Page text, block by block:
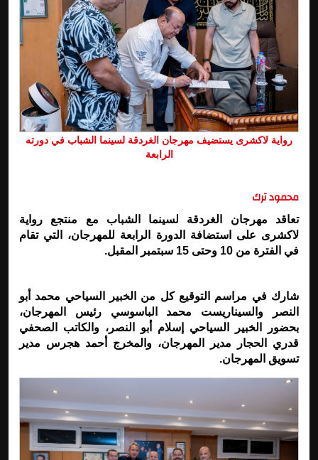
رواية لاكشرى يستضيف مهرجان الغردقة لسينما الشباب في دورته
الرابعة
محمود ترك
تعاقد مهرجان الغردقة لسينما الشباب مع منتجع رواية
لاكشرى على استضافة الدورة الرابعة للمهرجان، التي تقام
في الفترة من 10 وحتى 15 سبتمبر المقبل
.
شارك في مراسم التوقيع كل من الخبير السياحي محمد أبو
النصر والسيناريست محمد الباسوسي رئيس المهرجان،
بحضور الخبير السياحي إسلام أبو النصر، والكاتب الصحفي
قدري الحجار مدير المهرجان، والمخرج أحمد هجرس مدير
تسويق المهرجان.